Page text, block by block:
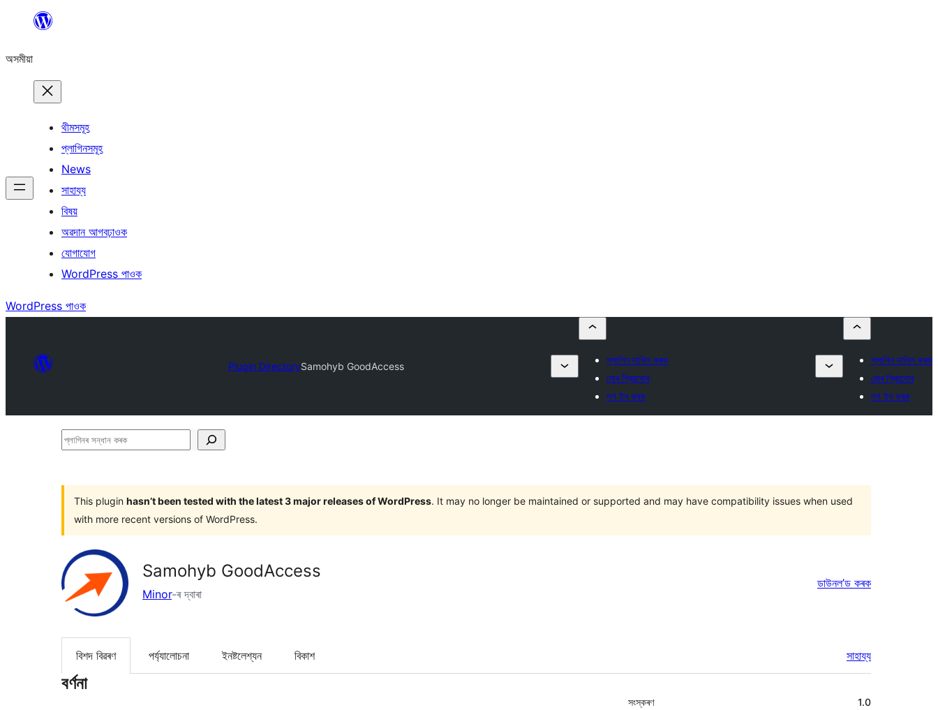
বিষয়বস্তুলৈ
অসমীয়া
থীমসমূহ
প্লাগিনসমূহ
News
সাহায্য
বিষয়
অৱদান আগবঢ়াওক
যোগাযোগ
WordPress পাওক
WordPress পাওক
Plugin DirectorySamohyb GoodAccess
প্লাগিন দাখিল কৰক
মোৰ প্ৰিয়বোৰ
লগ ইন কৰক
প্লাগিন দাখিল কৰক
মোৰ প্ৰিয়বোৰ
লগ ইন কৰক
প্লাগিনৰ
This plugin hasn’t been tested with the latest 3 major releases of WordPress. It may no longer be maintained or supported and may have compatibility issues when used
with more recent versions of WordPress.
Samohyb GoodAccess
Minor-ৰ দ্বাৰা
ডাউনল’ড কৰক
বিশদ বিৱৰণ পৰ্য্যালোচনা ইনষ্টলেশ্যন বিকাশ সাহায্য
বৰ্ণনা
মেটা 1.0
সংস্কৰণ